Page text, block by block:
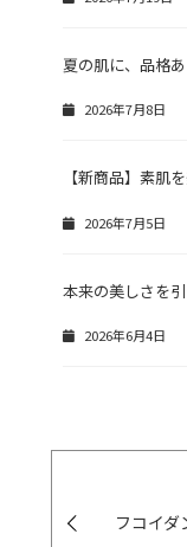
夏の肌に、品格
2026年7月8日
【新商品】素肌
2026年7月5日
本来の美しさを
2026年6月4日
フコイ